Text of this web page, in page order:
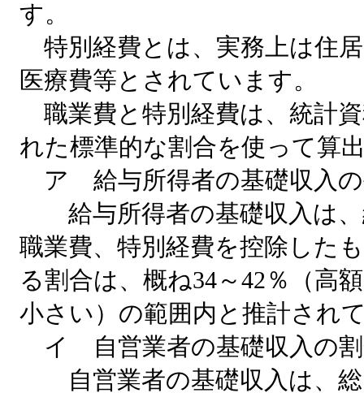
す。
特別経費とは、実務上は住
医療費等とされています。
職業費と特別経費は、統計
れた標準的な割合を使って算
ア 給与所得者の基礎収入
給与所得者の基礎収入は、
職業費、特別経費を控除した
る割合は、概ね34～42％（高
小さい）の範囲内と推計され
イ 自営業者の基礎収入の
自営業者の基礎収入は、総